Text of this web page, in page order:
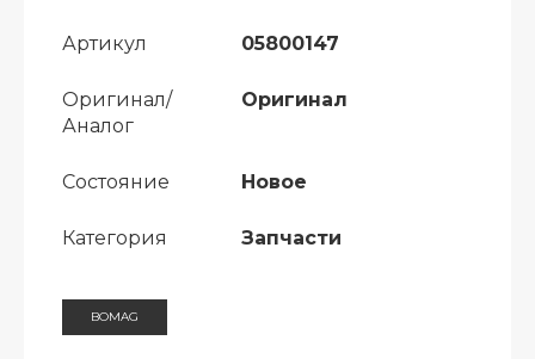
Артикул 05800147
Оригинал/
Аналог
Оригинал
Состояние Новое
Категория Запчасти
BOMAG